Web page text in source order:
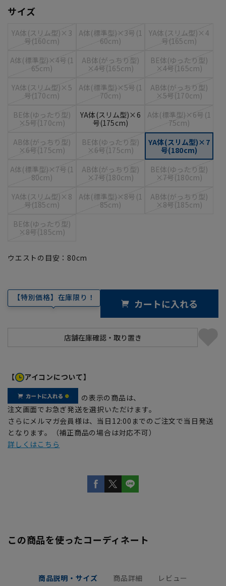
サイズ
YA体(スリム型)×3
号(160cm)
A体(標準型)×3号(1
60cm)
YA体(スリム型)×4
号(165cm)
A体(標準型)×4号(1
65cm)
AB体(がっちり型)
×4号(165cm)
BE体(ゆったり型)
×4号(165cm)
YA体(スリム型)×5
号(170cm)
A体(標準型)×5号(1
70cm)
AB体(がっちり型)
×5号(170cm)
BE体(ゆったり型)
×5号(170cm)
YA体(スリム型)×6
号(175cm)
A体(標準型)×6号(1
75cm)
AB体(がっちり型)
×6号(175cm)
BE体(ゆったり型)
×6号(175cm)
YA体(スリム型)×7
号(180cm)
A体(標準型)×7号(1
80cm)
AB体(がっちり型)
×7号(180cm)
BE体(ゆったり型)
×7号(180cm)
YA体(スリム型)×8
号(185cm)
A体(標準型)×8号(1
85cm)
AB体(がっちり型)
×8号(185cm)
BE体(ゆったり型)
×8号(185cm)
ウエストの目安： 80cm
【特別価格】在庫限り！ カートに入れる
【 アイコンについて】
の表示の商品は、
注文画面でお急ぎ発送を選択いただけます。
さらにメルマガ会員様は、当日12:00までのご注文で当日発送
となります。（補正商品の場合は対応不可）
詳しくはこちら
この商品を使ったコーディネート
商品説明・サイズ 商品詳細 レビュー